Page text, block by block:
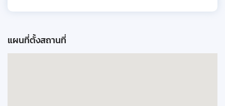
แผนที่ตั้งสถานที่